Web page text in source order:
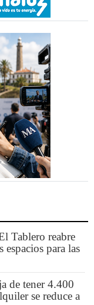
Tablero reabre
para las
de tener 4.400
se reduce a